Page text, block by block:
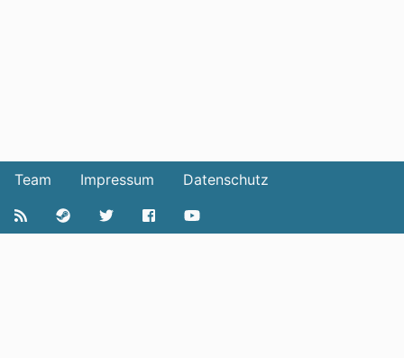
Team Impressum Datenschutz